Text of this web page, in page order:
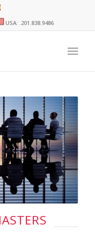
USA: .201.838.9486